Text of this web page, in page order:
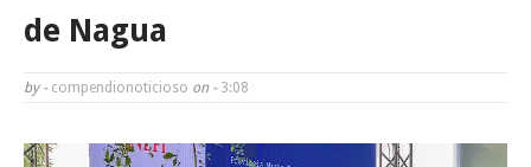
de Nagua
by - compendionoticioso on - 3:08